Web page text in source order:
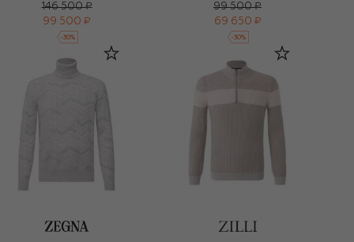
146 500 ₽
99 500 ₽
-30%
99 500 ₽
69 650 ₽
-30%